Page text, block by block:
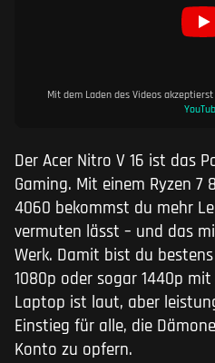
Mit dem Laden des Videos
Der Acer Nitro V 16 ist das
Gaming. Mit einem Ryzen 7
4060 bekommst du mehr
vermuten lässt – und das
Werk. Damit bist du
1080p oder sogar 1440p
Laptop ist laut, aber
Einstieg für alle, die
Konto zu opfern.